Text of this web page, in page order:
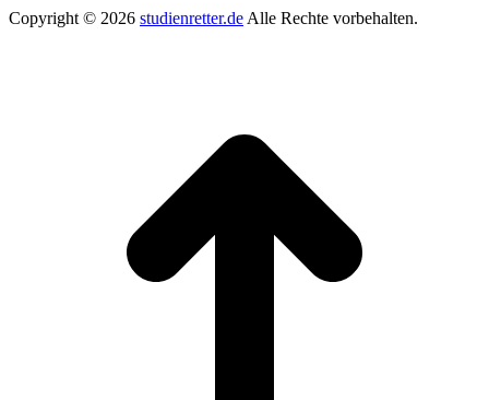
Copyright © 2026 studienretter.de Alle Rechte vorbehalten.